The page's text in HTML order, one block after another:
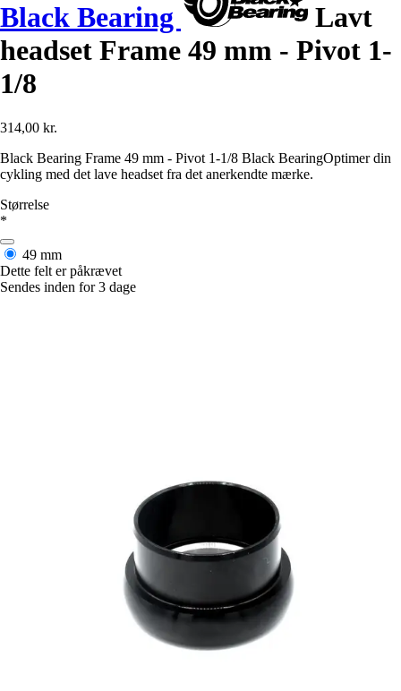
Black Bearing
Lavt
headset Frame 49 mm - Pivot 1-
1/8
314,00 kr.
Black Bearing Frame 49 mm - Pivot 1-1/8 Black BearingOptimer din
cykling med det lave headset fra det anerkendte mærke.
Størrelse
*
49 mm
Dette felt er påkrævet
Sendes inden for 3 dage